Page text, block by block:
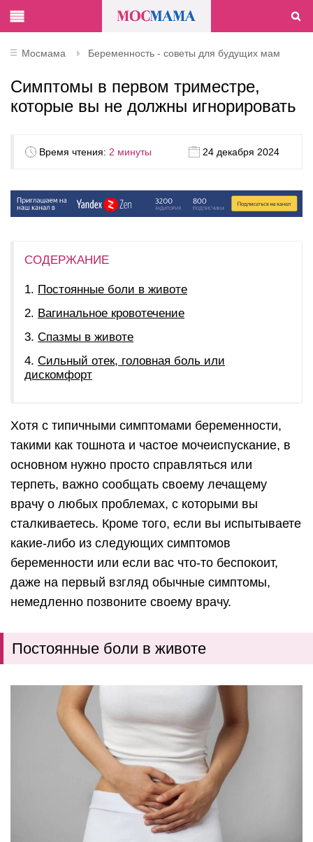
Мосмама Беременность - советы для будущих мам
Симптомы в первом триместре,
которые вы не должны игнорировать
Время чтения: 2 минуты 24 декабря 2024
СОДЕРЖАНИЕ
Постоянные боли в животе
Вагинальное кровотечение
Спазмы в животе
Сильный отек, головная боль или
дискомфорт
Хотя с типичными симптомами беременности,
такими как тошнота и частое мочеиспускание, в
основном нужно просто справляться или
терпеть, важно сообщать своему лечащему
врачу о любых проблемах, с которыми вы
сталкиваетесь. Кроме того, если вы испытываете
какие-либо из следующих симптомов
беременности или если вас что-то беспокоит,
даже на первый взгляд обычные симптомы,
немедленно позвоните своему врачу.
Постоянные боли в животе